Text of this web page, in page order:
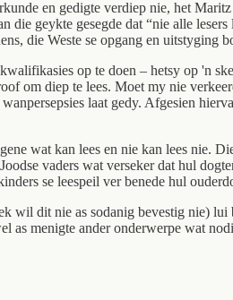
en gedigte verdiep nie, het
die geykte gesegde dat “nie alle
die Weste se opgang en
op te doen – hetsy op 'n
om diep te lees. Moet my nie
laat gedy. Afgesien
wat kan lees en nie kan lees nie.
vaders wat verseker dat hul
se leespeil ver benede hul
dit nie as sodanig bevestig nie)
as menigte ander onderwerpe wat